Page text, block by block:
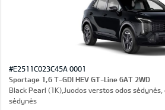
#E2511C023C45A 0001
Sportage 1,6 T-GDI HEV GT-Line 6AT 2WD
Black Pearl (1K),Juodos verstos odos
sėdynės